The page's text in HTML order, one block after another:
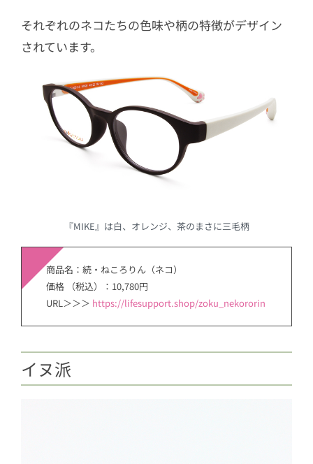
それぞれのネコたちの色味や柄の特徴がデザイン
されています。
『MIKE』は白、オレンジ、茶のまさに三毛柄
商品名：続・ねころりん（ネコ）
価格 （税込）：10,780円
URL＞＞＞ https://lifesupport.shop/zoku_nekororin
イヌ派